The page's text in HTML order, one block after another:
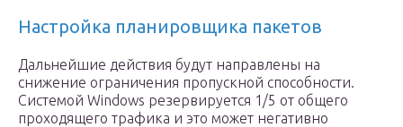
Настройка планировщика пакетов
Дальнейшие действия будут направлены на
снижение ограничения пропускной способности.
Системой Windows резервируется 1/5 от общего
проходящего трафика и это может негативно